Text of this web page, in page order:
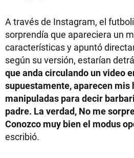
A través de Instagram, el
sorprendía que apareciera un
características y apuntó
según su versión, estarían
que anda circulando un video
supuestamente, aparecen mis
manipuladas para decir
padre. La verdad, No me
Conozco muy bien el modus
escribió.